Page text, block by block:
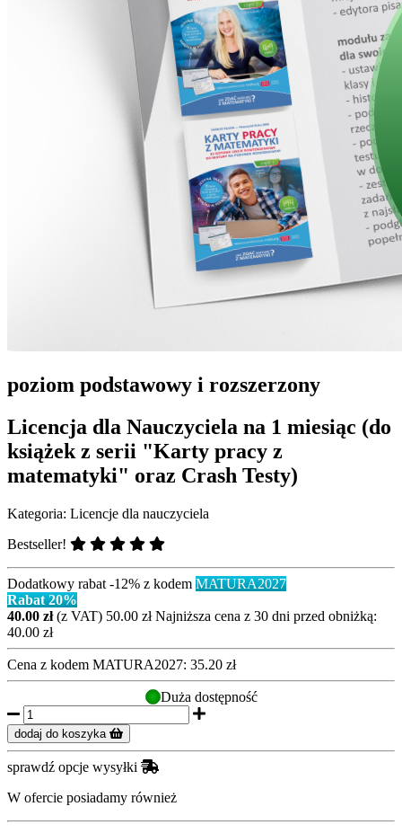
poziom podstawowy i rozszerzony
Licencja dla Nauczyciela na 1 miesiąc (do
książek z serii "Karty pracy z
matematyki" oraz Crash Testy)
Kategoria: Licencje dla nauczyciela
Bestseller!
Dodatkowy rabat -12% z kodem MATURA2027
Rabat 20%
40.00 zł (z VAT) 50.00 zł Najniższa cena z 30 dni przed obniżką:
40.00 zł
Cena z kodem MATURA2027: 35.20 zł
Duża dostępność
dodaj do koszyka
sprawdź opcje wysyłki
W ofercie posiadamy również